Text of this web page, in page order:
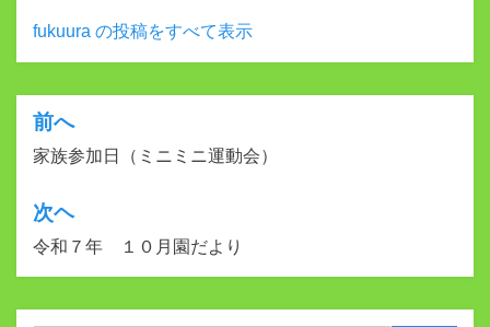
fukuura の投稿をすべて表示
投
稿
ナ
ビ
ゲ
ー
前へ
家族参加日（ミニミニ運動会）
次ヘ
令和７年 １０月園だより